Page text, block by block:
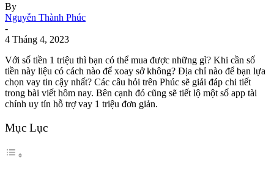
By
Nguyễn Thành Phúc
-
4 Tháng 4, 2023
Với số tiền 1 triệu thì bạn có thể mua được những gì? Khi cần số
tiền này liệu có cách nào để xoay sở không? Địa chỉ nào để bạn lựa
chọn vay tin cậy nhất? Các câu hỏi trên Phúc sẽ giải đáp chi tiết
trong bài viết hôm nay. Bên cạnh đó cũng sẽ tiết lộ một số app tài
chính uy tín hỗ trợvay 1 triệu đơn giản.
Mục Lục